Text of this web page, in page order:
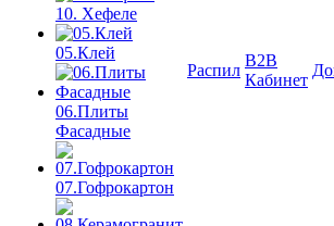
10. Хефеле
05.Клей
06.Плиты
Фасадные
07.Гофрокартон
Распил
B2B
Кабинет